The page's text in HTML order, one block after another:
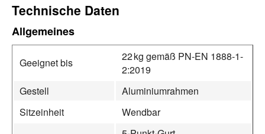
Technische Daten
Allgemeines
Geeignet bis
22 kg gemäß PN-EN 1888-1-
2:2019
Gestell
Aluminiumrahmen
Sitzeinheit
Wendbar